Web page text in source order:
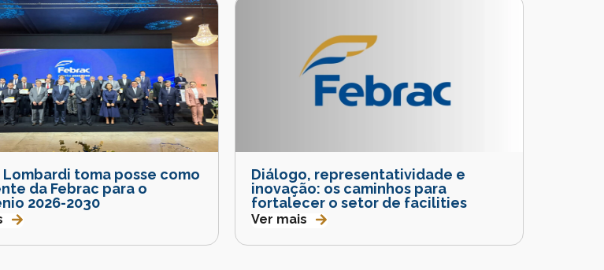
toma posse como
da Febrac para o
2026-2030
Diálogo, representatividade e
inovação: os caminhos para
fortalecer o setor de facilities
Ver mais